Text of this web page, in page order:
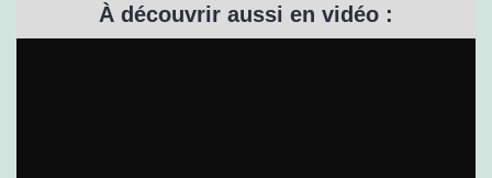
À découvrir aussi en vidéo :